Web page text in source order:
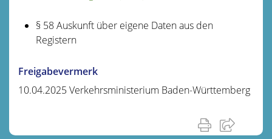
§ 58 Auskunft über eigene Daten aus den
Registern
Freigabevermerk
10.04.2025 Verkehrsministerium Baden-Württemberg